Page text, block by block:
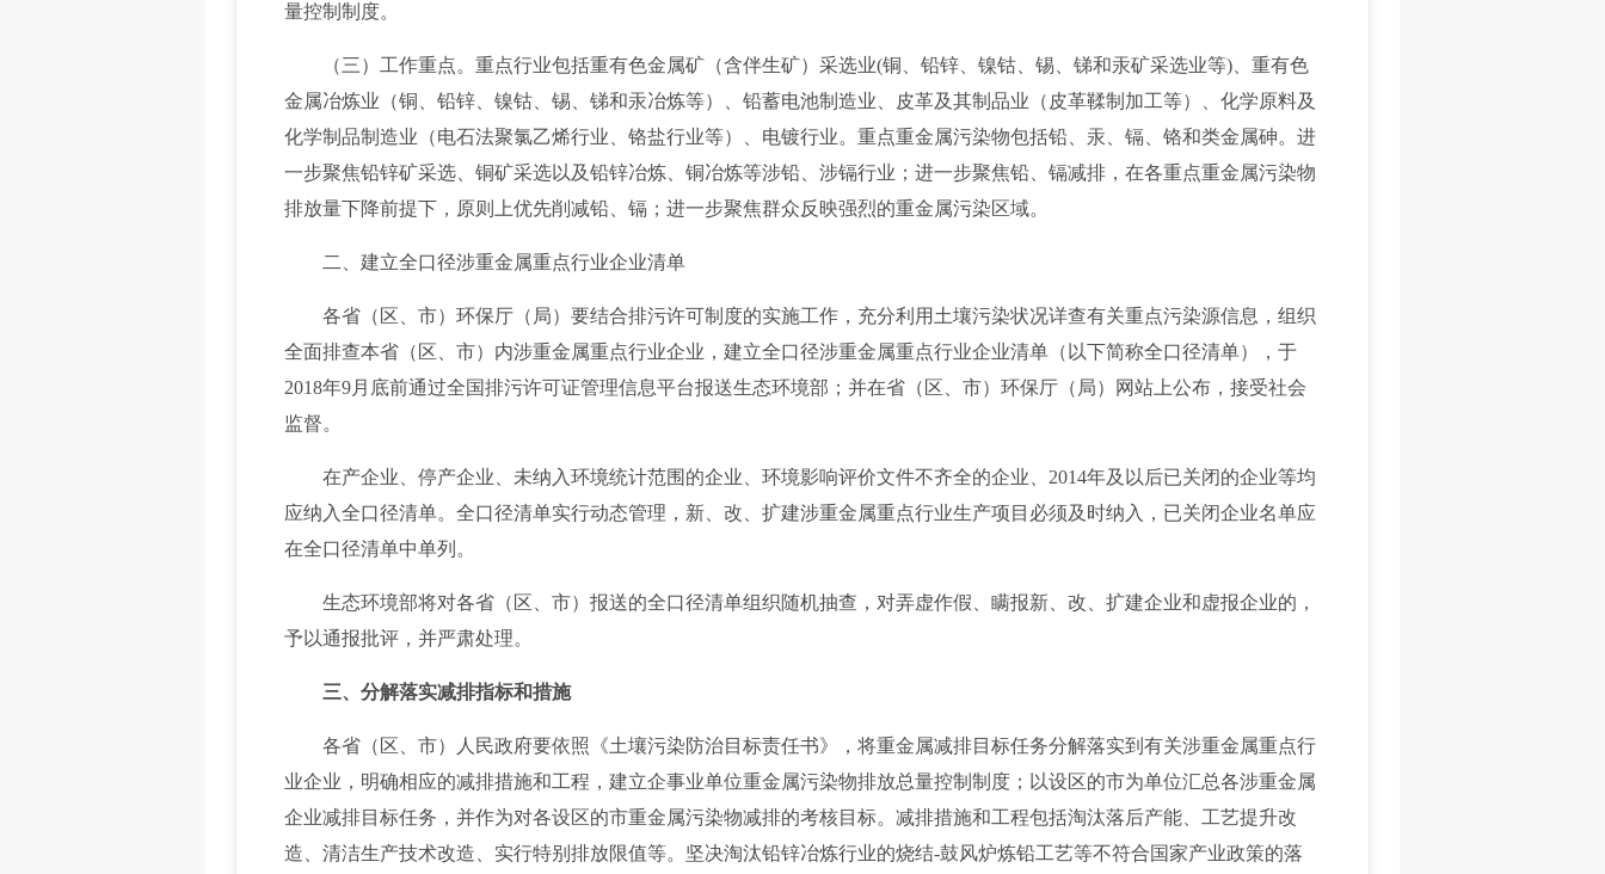
量控制制度。
（三）工作重点。重点行业包括重有色金属矿（含伴生矿）采选业(铜、铅锌、镍钴、锡、锑和汞矿采选业等)、重有色
金属冶炼业（铜、铅锌、镍钴、锡、锑和汞冶炼等）、铅蓄电池制造业、皮革及其制品业（皮革鞣制加工等）、化学原料及
化学制品制造业（电石法聚氯乙烯行业、铬盐行业等）、电镀行业。重点重金属污染物包括铅、汞、镉、铬和类金属砷。进
一步聚焦铅锌矿采选、铜矿采选以及铅锌冶炼、铜冶炼等涉铅、涉镉行业；进一步聚焦铅、镉减排，在各重点重金属污染物
排放量下降前提下，原则上优先削减铅、镉；进一步聚焦群众反映强烈的重金属污染区域。
二、建立全口径涉重金属重点行业企业清单
各省（区、市）环保厅（局）要结合排污许可制度的实施工作，充分利用土壤污染状况详查有关重点污染源信息，组织
全面排查本省（区、市）内涉重金属重点行业企业，建立全口径涉重金属重点行业企业清单（以下简称全口径清单），于
2018年9月底前通过全国排污许可证管理信息平台报送生态环境部；并在省（区、市）环保厅（局）网站上公布，接受社会
监督。
在产企业、停产企业、未纳入环境统计范围的企业、环境影响评价文件不齐全的企业、2014年及以后已关闭的企业等均
应纳入全口径清单。全口径清单实行动态管理，新、改、扩建涉重金属重点行业生产项目必须及时纳入，已关闭企业名单应
在全口径清单中单列。
生态环境部将对各省（区、市）报送的全口径清单组织随机抽查，对弄虚作假、瞒报新、改、扩建企业和虚报企业的，
予以通报批评，并严肃处理。
三、分解落实减排指标和措施
各省（区、市）人民政府要依照《土壤污染防治目标责任书》，将重金属减排目标任务分解落实到有关涉重金属重点行
业企业，明确相应的减排措施和工程，建立企事业单位重金属污染物排放总量控制制度；以设区的市为单位汇总各涉重金属
企业减排目标任务，并作为对各设区的市重金属污染物减排的考核目标。减排措施和工程包括淘汰落后产能、工艺提升改
造、清洁生产技术改造、实行特别排放限值等。坚决淘汰铅锌冶炼行业的烧结-鼓风炉炼铅工艺等不符合国家产业政策的落